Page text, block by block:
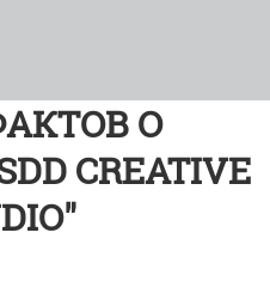
О
CREATIVE